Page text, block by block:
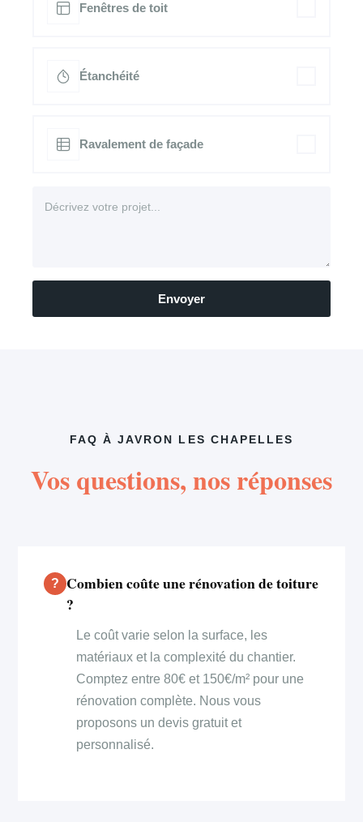
Fenêtres de toit
Étanchéité
Ravalement de façade
Envoyer
FAQ À JAVRON LES CHAPELLES
Vos questions, nos réponses
Combien coûte une rénovation de toiture
?
Le coût varie selon la surface, les
matériaux et la complexité du chantier.
Comptez entre 80€ et 150€/m² pour une
rénovation complète. Nous vous
proposons un devis gratuit et
personnalisé.